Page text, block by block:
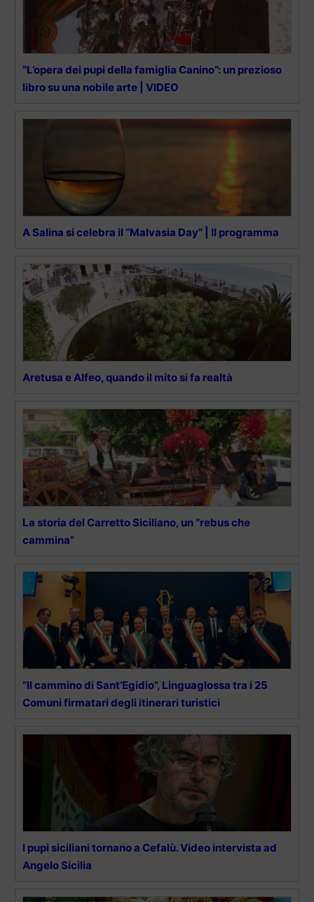
“L’opera dei pupi della famiglia Canino”: un prezioso
libro su una nobile arte | VIDEO
A Salina si celebra il “Malvasia Day” | Il programma
Aretusa e Alfeo, quando il mito si fa realtà
La storia del Carretto Siciliano, un “rebus che
cammina”
“Il cammino di Sant’Egidio”, Linguaglossa tra i 25
Comuni firmatari degli itinerari turistici
I pupi siciliani tornano a Cefalù. Video intervista ad
Angelo Sicilia